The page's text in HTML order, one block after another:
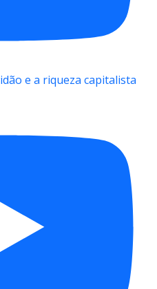
e a riqueza capitalista